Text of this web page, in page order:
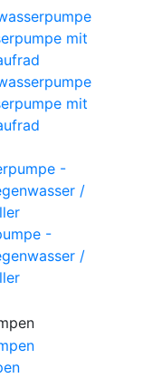
mit
-
/